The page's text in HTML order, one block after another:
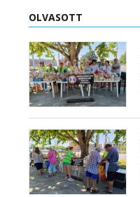
OLVASOTT